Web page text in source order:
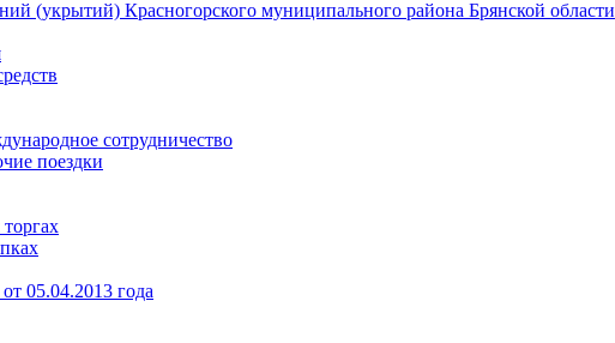
(укрытий) Красногорского муниципального района Брянской области
сотрудничество
поездки
05.04.2013 года